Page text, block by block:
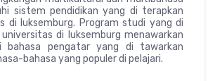
sistem pendidikan yang di terapkan
di luksemburg. Program studi yang di
di luksemburg menawarkan
bahasa pengatar yang di tawarkan
bahasa yang populer di pelajari.